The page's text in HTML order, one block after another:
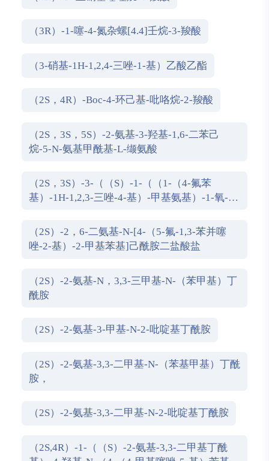
（3R）-1-噻-4-氮杂螺[4.4]壬烷-3-羧酸
（3-硝基-1H-1,2,4-三唑-1-基）乙酸乙酯
（2S，4R）-Boc-4-环己基-吡咯烷-2-羧酸
（2S，3S，5S）-2-氨基-3-羟基-1,6-二苯己
烷-5-N-氨基甲酰基-L-缬氨酸
（2S，3S）-3-（（S）-1-（（1-（4-氟苯
基）-1H-1,2,3-三唑-4-基）-甲基氨基）-1-氧-3-
烷-2-羧酸
（2S）-2，6-二氨基-N-[4-（5-氟-1,3-苯并噻
唑-2-基）-2-甲基苯基]己酰胺二盐酸盐
（2S）-2-氨基-N，3,3-三甲基-N-（苯甲基）丁
酰胺
（2S）-2-氨基-3-甲基-N-2-吡啶基丁酰胺
（2S）-2-氨基-3,3-二甲基-N-（苯基甲基）丁酰
胺，
（2S）-2-氨基-3,3-二甲基-N-2-吡啶基丁酰胺
（2S,4R）-1-（（S）-2-氨基-3,3-二甲基丁酰